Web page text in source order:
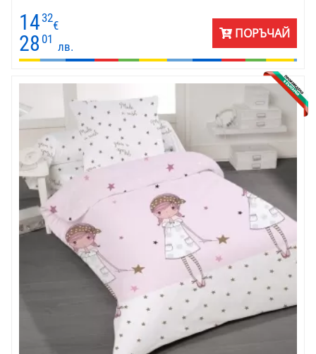
14 32
€
28 01
лв.
ПОРЪЧАЙ